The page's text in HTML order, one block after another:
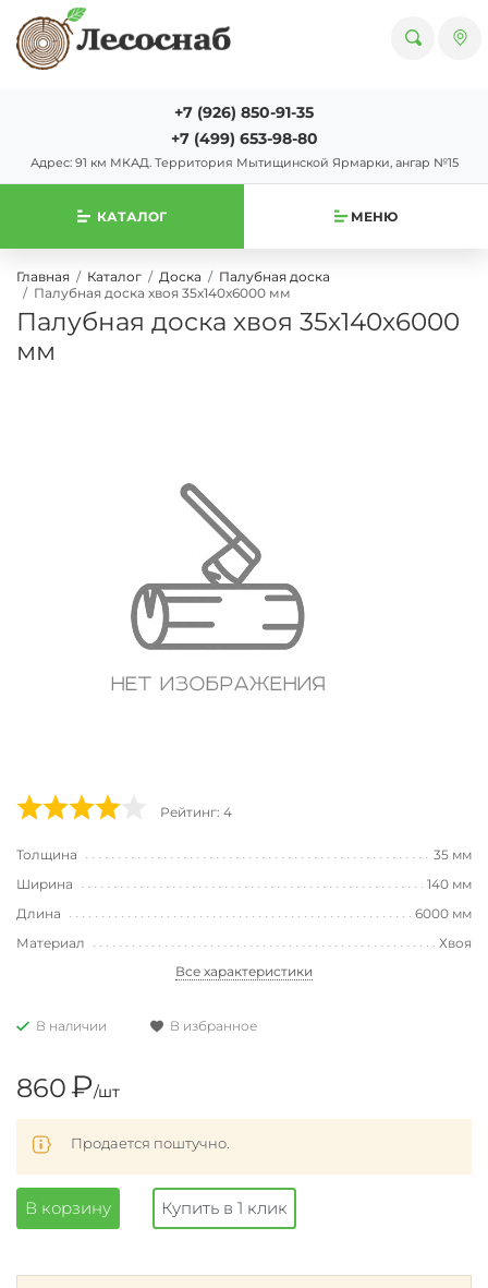
+7 (926) 850-91-35
+7 (499) 653-98-80
Адрес: 91 км МКАД. Территория Мытищинской Ярмарки, ангар №15
КАТАЛОГ МЕНЮ
Главная Каталог Доска
Палубная доска
Палубная доска хвоя 35х140х6000 мм
Палубная доска хвоя 35х140х6000
мм
Рейтинг: 4
Толщина
35 мм
Ширина
140 мм
Длина
6000 мм
Материал
Хвоя
Все характеристики
В наличии В избранное
860₽/шт
Продается поштучно.
В корзину Купить в 1 клик